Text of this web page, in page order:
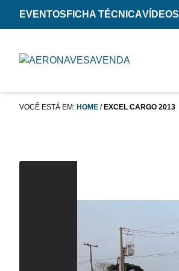
EVENTOS FICHA TÉCNICAVÍDEOS
VOCÊ ESTÁ EM: HOME / EXCEL CARGO 2013